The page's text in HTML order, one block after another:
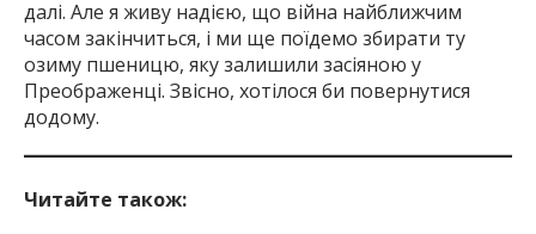
далі. Але я живу надією, що війна найближчим
часом закінчиться, і ми ще поїдемо збирати ту
озиму пшеницю, яку залишили засіяною у
Преображенці. Звісно, хотілося би повернутися
додому.
Читайте також: